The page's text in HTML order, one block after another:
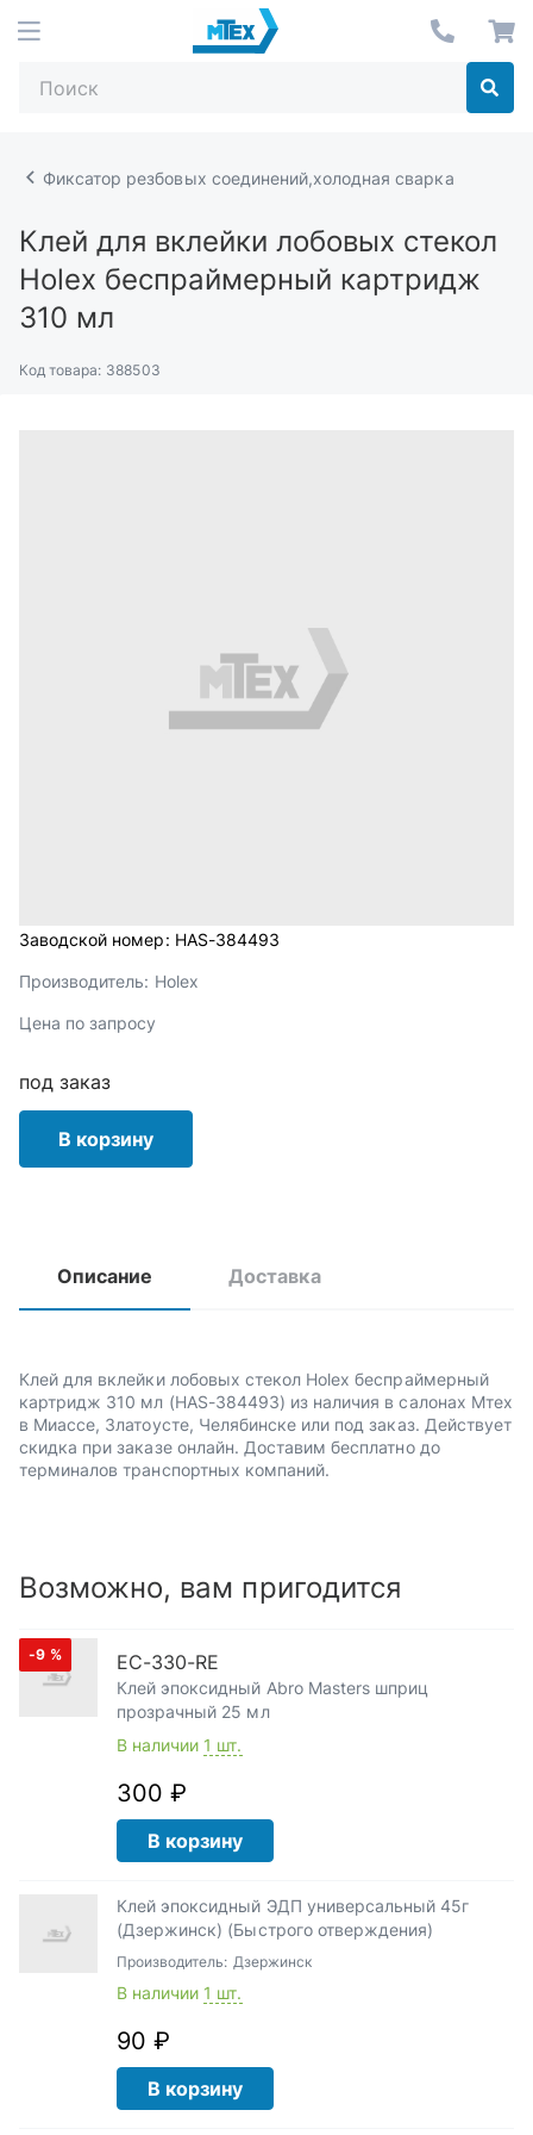
Фиксатор резбовых соединений,холодная сварка
Клей для вклейки лобовых стекол
Holex беспраймерный картридж
310 мл
Код товара: 388503
Заводской номер: HAS-384493
Производитель: Holex
Цена по запросу
под заказ
В корзину
Описание Доставка
Клей для вклейки лобовых стекол Holex беспраймерный
картридж 310 мл (HAS-384493) из наличия в салонах Мтех
в Миассе, Златоусте, Челябинске или под заказ. Действует
скидка при заказе онлайн. Доставим бесплатно до
терминалов транспортных компаний.
Возможно, вам пригодится
-9 % EC-330-RE
Клей эпоксидный Abro Masters шприц
прозрачный 25 мл
В наличии 1 шт.
300 ₽
В корзину
Клей эпоксидный ЭДП универсальный 45г
(Дзержинск) (Быстрого отверждения)
Производитель: Дзержинск
В наличии 1 шт.
90 ₽
В корзину